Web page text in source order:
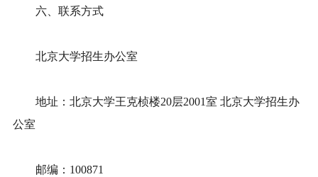
六、联系方式
北京大学招生办公室
地址：北京大学王克桢楼20层2001室 北京大学招生办
公室
邮编：100871